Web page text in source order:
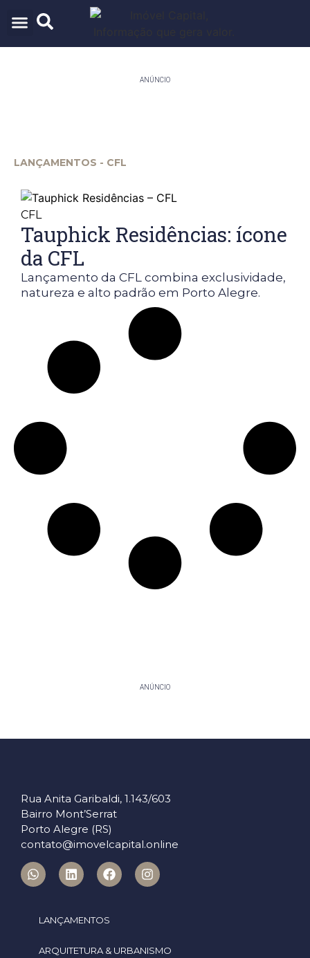
ANÚNCIO
LANÇAMENTOS - CFL
CFL
Tauphick Residências: ícone
da CFL
Lançamento da CFL combina exclusividade,
natureza e alto padrão em Porto Alegre.
ANÚNCIO
Rua Anita Garibaldi, 1.143/603
Bairro Mont’Serrat
Porto Alegre (RS)
contato@imovelcapital.online
LANÇAMENTOS
ARQUITETURA & URBANISMO